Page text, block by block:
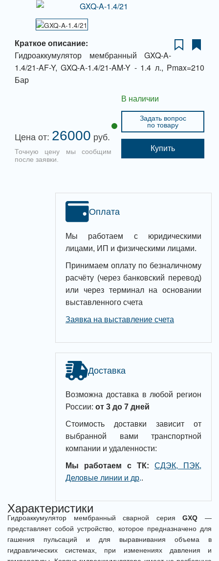
Краткое описание:
Гидроаккумулятор мембранный GXQ-A-
1.4/21-AF-Y, GXQ-A-1.4/21-AM-Y - 1.4 л., Pmax=210
Бар
Цена от: 26000 руб.
Точную цену мы сообщим
после заявки.
В наличии
Задать вопрос
по товару
Купить
Оплата
Мы работаем с юридическими
лицами, ИП и физическими лицами.
Принимаем оплату по безналичному
расчёту (через банковский перевод)
или через терминал на основании
выставленного счета
Заявка на выставление счета
Доставка
Возможна доставка в любой регион
России: от 3 до 7 дней
Стоимость доставки зависит от
выбранной вами транспортной
компании и удаленности:
Мы работаем с ТК:
СДЭК, ПЭК,
Деловые линии и др..
Характеристики
Гидроаккумулятор мембранный сварной серияGXQ —
представляет собой устройство, которое предназначено для
гашения пульсаций и для выравнивания объема в
гидравлических системах, при изменениях давления и